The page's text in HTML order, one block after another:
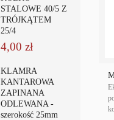
STALOWE 40/5 Z
TRÓJKĄTEM
25/4
4,00 zł
KLAMRA
KANTAROWA
ZAPINANA
ODLEWANA -
szerokość 25mm